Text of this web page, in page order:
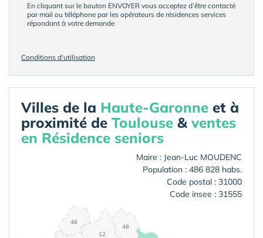
En cliquant sur le bouton ENVOYER vous acceptez d’être contacté
par mail ou téléphone par les opérateurs de résidences services
répondant à votre demande
Conditions d'utilisation
Villes de la Haute-Garonne et à
proximité de Toulouse & ventes
en Résidence seniors
Maire : Jean-Luc MOUDENC
Population : 486 828 habs.
Code postal : 31000
Code insee : 31555
12
46
48